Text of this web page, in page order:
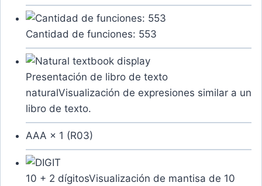
Cantidad de funciones: 553
Presentación de libro de texto
naturalVisualización de expresiones similar a un
libro de texto.
AAA × 1 (R03)
10 + 2 dígitosVisualización de mantisa de 10